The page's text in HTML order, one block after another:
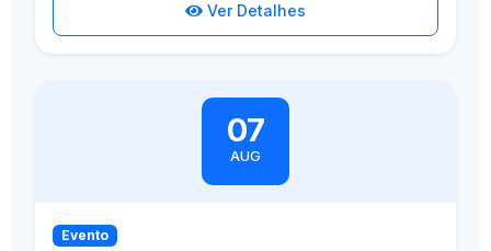
Ver Detalhes
07
AUG
Evento